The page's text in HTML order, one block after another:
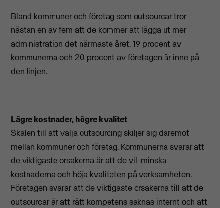
Bland kommuner och företag som outsourcar tror
nästan en av fem att de kommer att lägga ut mer
administration det närmaste året. 19 procent av
kommunerna och 20 procent av företagen är inne på
den linjen.
Lägre kostnader, högre kvalitet
Skälen till att välja outsourcing skiljer sig däremot
mellan kommuner och företag. Kommunerna svarar att
de viktigaste orsakerna är att de vill minska
kostnaderna och höja kvaliteten på verksamheten.
Företagen svarar att de viktigaste orsakerna till att de
outsourcar är att rätt kompetens saknas internt och att